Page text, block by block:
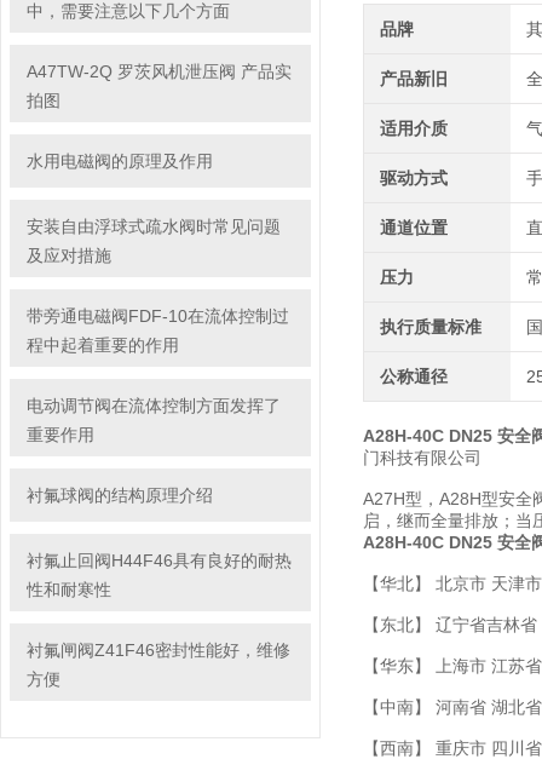
中，需要注意以下几个方面
A47TW-2Q 罗茨风机泄压阀 产品实
拍图
水用电磁阀的原理及作用
安装自由浮球式疏水阀时常见问题
及应对措施
带旁通电磁阀FDF-10在流体控制过
程中起着重要的作用
电动调节阀在流体控制方面发挥了
重要作用
衬氟球阀的结构原理介绍
衬氟止回阀H44F46具有良好的耐热
性和耐寒性
衬氟闸阀Z41F46密封性能好，维修
方便
品牌
产品新旧
适用介质
驱动方式
通道位置
压力
执行质量标准
公称通径
A28H-40C DN25 安全
门科技有限公司
A27H型，A28H型安全
启，继而全量排放；当
A28H-40C DN25 安全
【华北】 北京市 天津
【东北】 辽宁省吉林
【华东】 上海市 江苏
【中南】 河南省 湖北
【西南】 重庆市 四川